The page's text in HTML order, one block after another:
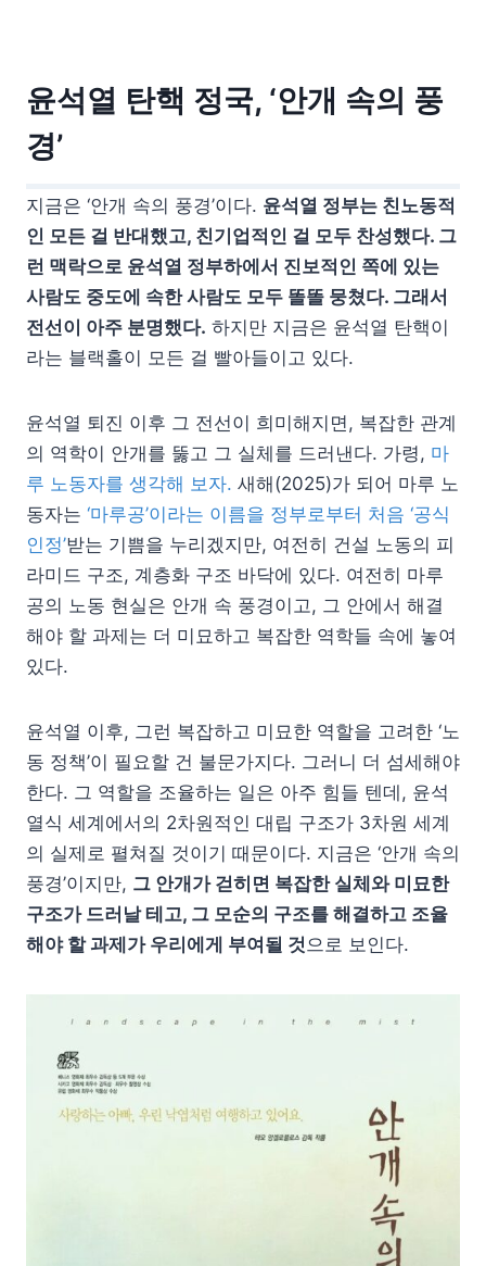
윤석열 탄핵 정국, ‘안개 속의 풍
경’
지금은 ‘안개 속의 풍경’이다. 윤석열 정부는 친노동적
인 모든 걸 반대했고, 친기업적인 걸 모두 찬성했다. 그
런 맥락으로 윤석열 정부하에서 진보적인 쪽에 있는
사람도 중도에 속한 사람도 모두 똘똘 뭉쳤다. 그래서
전선이 아주 분명했다. 하지만 지금은 윤석열 탄핵이
라는 블랙홀이 모든 걸 빨아들이고 있다.
윤석열 퇴진 이후 그 전선이 희미해지면, 복잡한 관계
의 역학이 안개를 뚫고 그 실체를 드러낸다. 가령, 마
루 노동자를 생각해 보자. 새해(2025)가 되어 마루 노
동자는 ‘마루공’이라는 이름을 정부로부터 처음 ‘공식
인정’받는 기쁨을 누리겠지만, 여전히 건설 노동의 피
라미드 구조, 계층화 구조 바닥에 있다. 여전히 마루
공의 노동 현실은 안개 속 풍경이고, 그 안에서 해결
해야 할 과제는 더 미묘하고 복잡한 역학들 속에 놓여
있다.
윤석열 이후, 그런 복잡하고 미묘한 역할을 고려한 ‘노
동 정책’이 필요할 건 불문가지다. 그러니 더 섬세해야
한다. 그 역할을 조율하는 일은 아주 힘들 텐데, 윤석
열식 세계에서의 2차원적인 대립 구조가 3차원 세계
의 실제로 펼쳐질 것이기 때문이다. 지금은 ‘안개 속의
풍경’이지만, 그 안개가 걷히면 복잡한 실체와 미묘한
구조가 드러날 테고, 그 모순의 구조를 해결하고 조율
해야 할 과제가 우리에게 부여될 것으로 보인다.